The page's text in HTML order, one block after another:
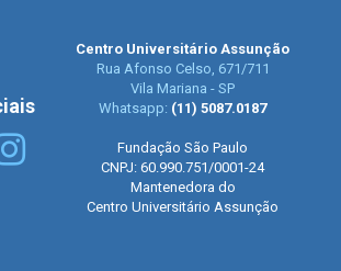
Centro Universitário Assunção
Rua Afonso Celso, 671/711
Vila Mariana - SP
Whatsapp: (11) 5087.0187
Fundação São Paulo
CNPJ: 60.990.751/0001-24
Mantenedora do
Centro Universitário Assunção